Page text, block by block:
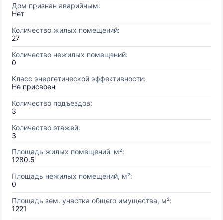
Дом признан аварийным:
Нет
Количество жилых помещений:
27
Количество нежилых помещений:
0
Класс энергетической эффективности:
Не присвоен
Количество подъездов:
3
Количество этажей:
3
Площадь жилых помещений, м²:
1280.5
Площадь нежилых помещений, м²:
0
Площадь зем. участка общего имущества, м²:
1221